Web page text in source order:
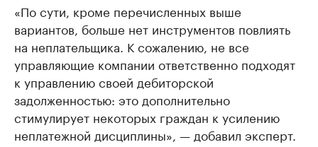
«По сути, кроме перечисленных выше
вариантов, больше нет инструментов повлиять
на неплательщика. К сожалению, не все
управляющие компании ответственно подходят
к управлению своей дебиторской
задолженностью: это дополнительно
стимулирует некоторых граждан к усилению
неплатежной дисциплины», — добавил эксперт.